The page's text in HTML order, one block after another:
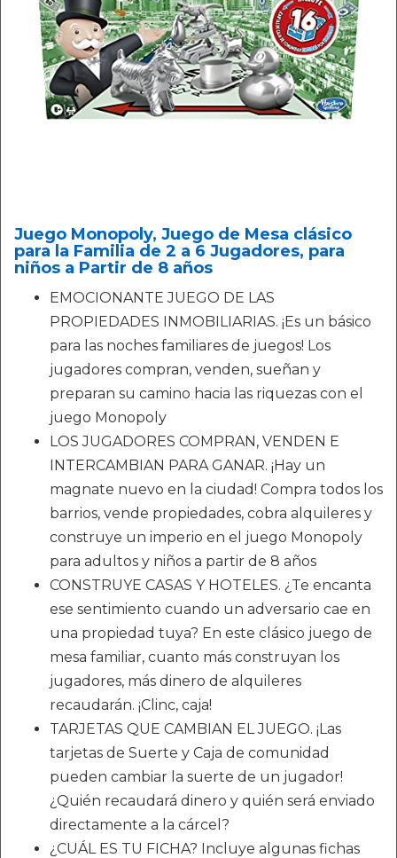
Juego Monopoly, Juego de Mesa clásico
para la Familia de 2 a 6 Jugadores, para
niños a Partir de 8 años
EMOCIONANTE JUEGO DE LAS
PROPIEDADES INMOBILIARIAS. ¡Es un básico
para las noches familiares de juegos! Los
jugadores compran, venden, sueñan y
preparan su camino hacia las riquezas con el
juego Monopoly
LOS JUGADORES COMPRAN, VENDEN E
INTERCAMBIAN PARA GANAR. ¡Hay un
magnate nuevo en la ciudad! Compra todos los
barrios, vende propiedades, cobra alquileres y
construye un imperio en el juego Monopoly
para adultos y niños a partir de 8 años
CONSTRUYE CASAS Y HOTELES. ¿Te encanta
ese sentimiento cuando un adversario cae en
una propiedad tuya? En este clásico juego de
mesa familiar, cuanto más construyan los
jugadores, más dinero de alquileres
recaudarán. ¡Clinc, caja!
TARJETAS QUE CAMBIAN EL JUEGO. ¡Las
tarjetas de Suerte y Caja de comunidad
pueden cambiar la suerte de un jugador!
¿Quién recaudará dinero y quién será enviado
directamente a la cárcel?
¿CUÁL ES TU FICHA? Incluye algunas fichas